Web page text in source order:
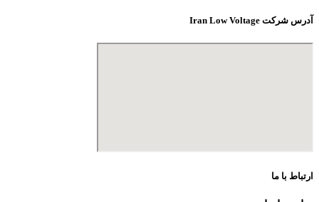
آدرس شرکت Iran Low Voltage
ارتباط با ما